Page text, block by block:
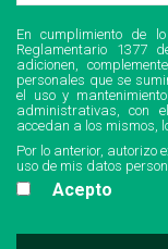
En cumplimiento de
Reglamentario 1377
adicionen,
personales que se
el uso y
administrativas, con
accedan a los mismos,
Por lo anterior, autorizo
uso de mis datos
Acepto